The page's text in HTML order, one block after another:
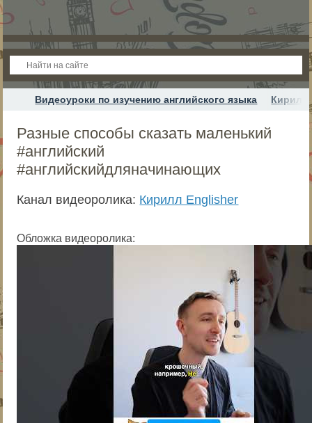
Видеоуроки по изучению английского языка Кирилл
Разные способы сказать маленький
#английский
#английскийдляначинающих
Канал видеоролика: Кирилл Englisher
Обложка видеоролика: